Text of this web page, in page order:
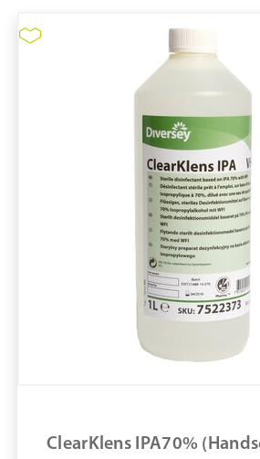
ClearKlens IPA70%